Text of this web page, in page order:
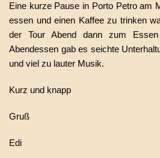
Eine kurze Pause in Porto Petro am
essen und einen Kaffee zu trinken
der Tour Abend dann zum
Abendessen gab es seichte
und viel zu lauter Musik.
Kurz und knapp
Gruß
Edi